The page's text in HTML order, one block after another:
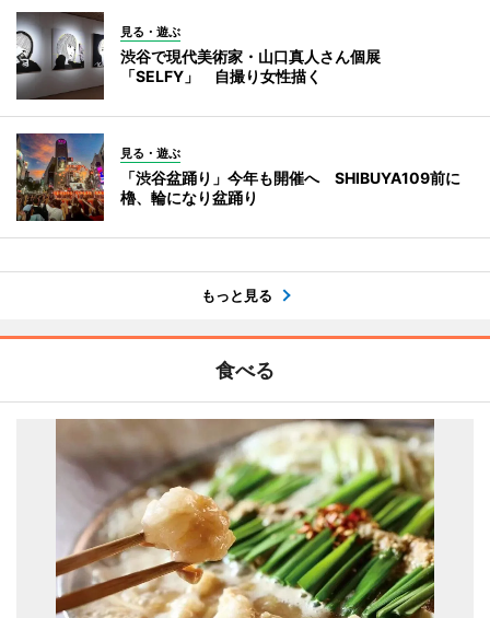
見る・遊ぶ
渋谷で現代美術家・山口真人さん個展
「SELFY」 自撮り女性描く
見る・遊ぶ
「渋谷盆踊り」今年も開催へ SHIBUYA109前に
櫓、輪になり盆踊り
もっと見る
食べる